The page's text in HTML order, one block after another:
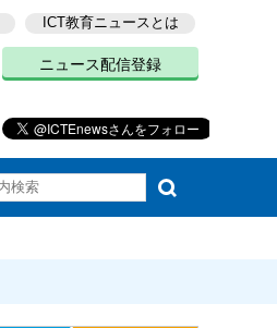
ICT教育ニュースとは
ニュース配信登録